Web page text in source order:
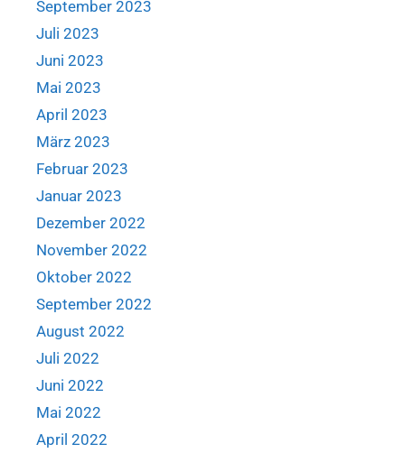
September 2023
Juli 2023
Juni 2023
Mai 2023
April 2023
März 2023
Februar 2023
Januar 2023
Dezember 2022
November 2022
Oktober 2022
September 2022
August 2022
Juli 2022
Juni 2022
Mai 2022
April 2022